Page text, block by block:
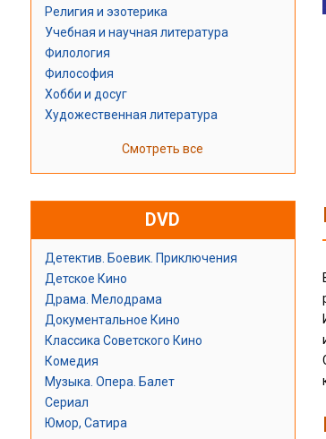
Религия и эзотерика
Учебная и научная литература
Филология
Философия
Хобби и досуг
Художественная литература
Смотреть все
DVD
Детектив. Боевик. Приключения
Детское Кино
Драма. Мелодрама
Документальное Кино
Классика Советского Кино
Комедия
Музыка. Опера. Балет
Сериал
Юмор, Сатира